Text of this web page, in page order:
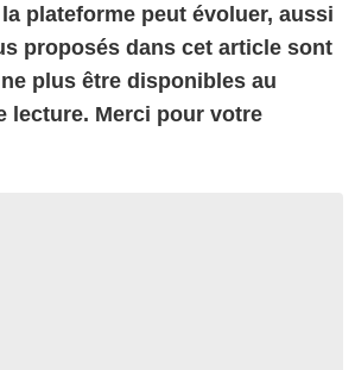
plateforme peut évoluer, aussi
proposés dans cet article sont
plus être disponibles au
lecture. Merci pour votre